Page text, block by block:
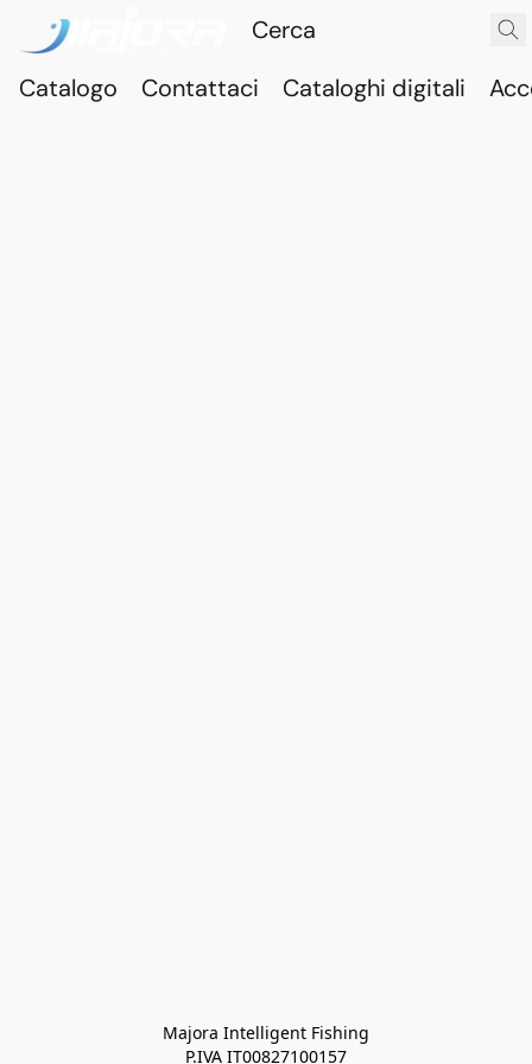
Catalogo Contattaci Cataloghi digitali
Majora Intelligent Fishing
P.IVA IT00827100157